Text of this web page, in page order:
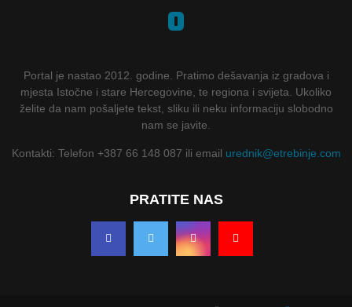
Portal je nastao 2012. godine. Pratimo dešavanja iz gradova i
mjesta Istočne i stare Hercegovine, te regiona i svijeta. Ukoliko
želite da nam pošaljete tekst, sliku ili neku informaciju slobodno
nam se javite.
Kontakti: Telefon +387 66 148 087 ili email urednik@etrebinje.com
PRATITE NAS